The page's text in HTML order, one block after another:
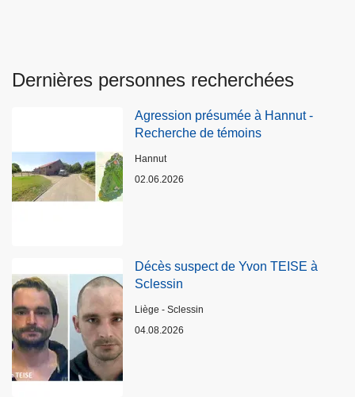
Dernières personnes recherchées
Agression présumée à Hannut -
Recherche de témoins
Lieux
Hannut
02.06.2026
Décès suspect de Yvon TEISE à
Sclessin
Lieux
Liège - Sclessin
04.08.2026